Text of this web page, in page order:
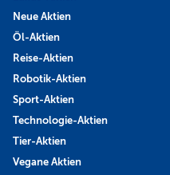
Neue Aktien
Öl-Aktien
Reise-Aktien
Robotik-Aktien
Sport-Aktien
Technologie-Aktien
Tier-Aktien
Vegane Aktien